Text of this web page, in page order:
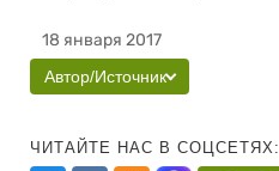
18 января 2017
Автор/Источник
ЧИТАЙТЕ НАС В СОЦСЕТЯХ: